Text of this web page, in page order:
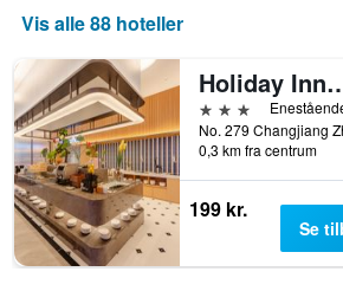
Vis alle 88 hoteller
Holiday Inn Express
3 stjerner
0,3 km fra centrum
199 kr.
Se